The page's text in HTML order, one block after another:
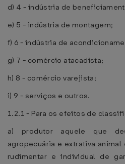
d) 4 - indústria de
e) 5 - indústria de montagem;
f) 6 - indústria de
g) 7 - comércio atacadista;
h) 8 - comércio varejista;
i) 9 - serviços e outros.
1.2.1 - Para os efeitos de
a) produtor aquele que
agropecuária e extrativa
rudimentar e individual de